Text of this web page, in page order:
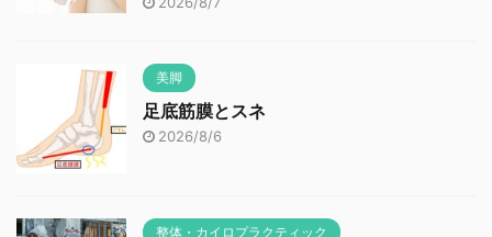
美脚
足底筋膜とスネ
2026/8/6
整体・カイロプラクティック